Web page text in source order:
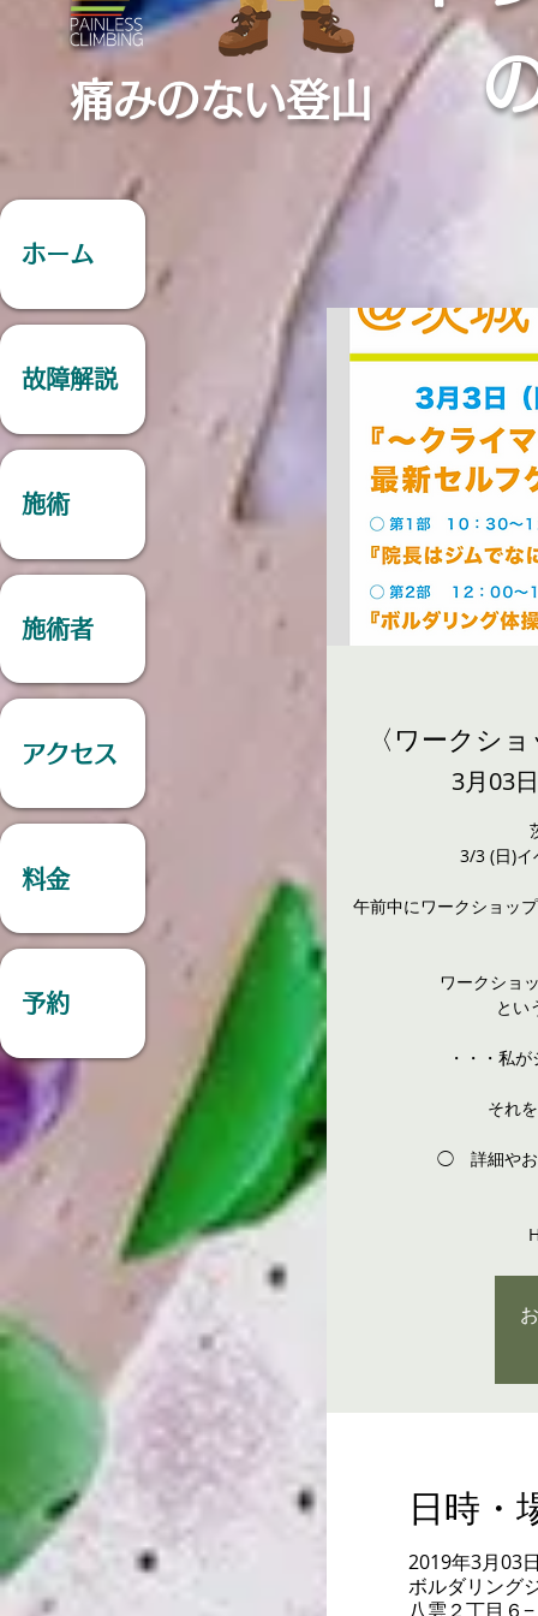
痛みのない登山
〈ワークシ
3月03
3/3 (日)イ
午前中にワークショッ
ワークショ
とい
・・・私
それ
◯ 詳細やお
日時・
2019年3月03
ボルダリング
八雲２丁目６
ホーム
故障解説
施術
施術者
アクセス
料金
予約